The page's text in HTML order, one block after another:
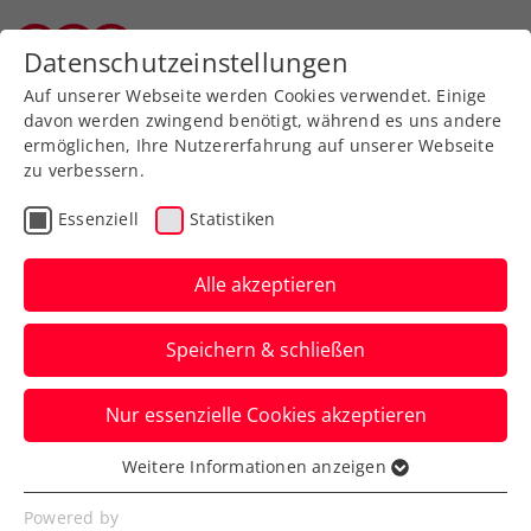
Turniere
Wimbledon:
Österreicher-Duell Novak
gegen Misolic in der
Qualifikation
Auch Jurij Rodionov und Maximilian
Neuchrist schlagen am Montag in der
Vorausscheidung auf.
Datenschutzeinstellungen
Auf unserer Webseite werden Cookies verwendet. Einige
davon werden zwingend benötigt, während es uns andere
ermöglichen, Ihre Nutzererfahrung auf unserer Webseite
zu verbessern.
Essenziell Statistiken
Alle akzeptieren
Speichern & schließen
Nur essenzielle Cookies akzeptieren
Essenziell
Essenzielle Cookies werden für grundlegende
Weitere Informationen anzeigen
Powered by